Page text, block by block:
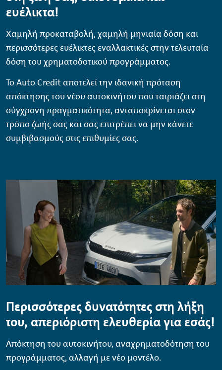
ευέλικτα!
Χαµηλή προκαταβολή, χαµηλή µηνιαία δόση και
περισσότερες ευέλικτες εναλλακτικές στην τελευταία
δόση του χρηµατοδοτικού προγράµµατος.
Το Autο Credit αποτελεί την ιδανική πρόταση
απόκτησης του νέου αυτοκινήτου που ταιριάζει στη
σύγχρονη πραγµατικότητα, ανταποκρίνεται στον
τρόπο ζωής σας και σας επιτρέπει να µην κάνετε
συµβιβασµούς στις επιθυµίες σας.
Περισσότερες δυνατότητες στη λήξη
του, απεριόριστη ελευθερία για εσάς!
Απόκτηση του αυτοκινήτου, αναχρηµατοδότηση του
προγράµµατος, αλλαγή µε νέο µοντέλο.